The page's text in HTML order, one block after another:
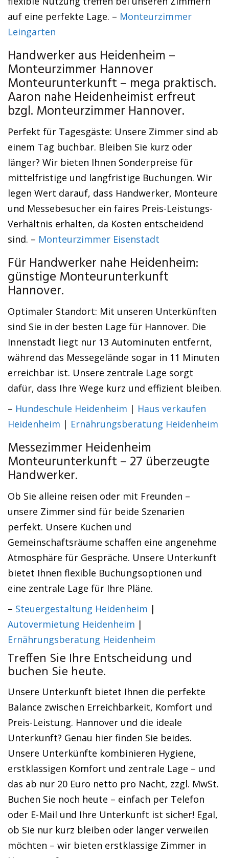
auf eine perfekte Lage. – Monteurzimmer
Leingarten
Handwerker aus Heidenheim –
Monteurzimmer Hannover
Monteurunterkunft – mega praktisch.
Aaron nahe Heidenheimist erfreut
bzgl. Monteurzimmer Hannover.
Perfekt für Tagesgäste: Unsere Zimmer sind ab
einem Tag buchbar. Bleiben Sie kurz oder
länger? Wir bieten Ihnen Sonderpreise für
mittelfristige und langfristige Buchungen. Wir
legen Wert darauf, dass Handwerker, Monteure
und Messebesucher ein faires Preis-Leistungs-
Verhältnis erhalten, da Kosten entscheidend
sind. – Monteurzimmer Eisenstadt
Für Handwerker nahe Heidenheim:
günstige Monteurunterkunft
Hannover.
Optimaler Standort: Mit unseren Unterkünften
sind Sie in der besten Lage für Hannover. Die
Innenstadt liegt nur 13 Autominuten entfernt,
während das Messegelände sogar in 11 Minuten
erreichbar ist. Unsere zentrale Lage sorgt
dafür, dass Ihre Wege kurz und effizient bleiben.
– Hundeschule Heidenheim | Haus verkaufen
Heidenheim | Ernährungsberatung Heidenheim
Messezimmer Heidenheim
Monteurunterkunft – 27 überzeugte
Handwerker.
Ob Sie alleine reisen oder mit Freunden –
unsere Zimmer sind für beide Szenarien
perfekt. Unsere Küchen und
Gemeinschaftsräume schaffen eine angenehme
Atmosphäre für Gespräche. Unsere Unterkunft
bietet Ihnen flexible Buchungsoptionen und
eine zentrale Lage für Ihre Pläne.
– Steuergestaltung Heidenheim |
Autovermietung Heidenheim |
Ernährungsberatung Heidenheim
Treffen Sie Ihre Entscheidung und
buchen Sie heute.
Unsere Unterkunft bietet Ihnen die perfekte
Balance zwischen Erreichbarkeit, Komfort und
Preis-Leistung. Hannover und die ideale
Unterkunft? Genau hier finden Sie beides.
Unsere Unterkünfte kombinieren Hygiene,
erstklassigen Komfort und zentrale Lage – und
das ab nur 20 Euro netto pro Nacht, zzgl. MwSt.
Buchen Sie noch heute – einfach per Telefon
oder E-Mail und Ihre Unterkunft ist sicher! Egal,
ob Sie nur kurz bleiben oder länger verweilen
möchten – wir bieten erstklassige Zimmer in